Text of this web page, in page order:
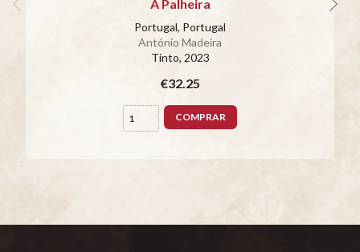
A Palheira
Portugal, Portugal
António Madeira
Tinto, 2023
€32.25
COMPRAR